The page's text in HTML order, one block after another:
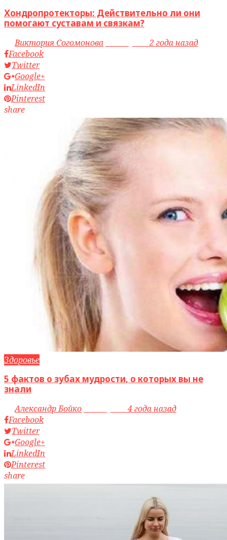
Хондропротекторы: Действительно ли они
помогают суставам и связкам?
byВиктория Согомонова access_time2 года назад
Facebook
Twitter
Google+
LinkedIn
Pinterest
share
Здоровье
5 фактов о зубах мудрости, о которых вы не
знали
byАлександр Бойко
4 года назад
Facebook
Twitter
Google+
LinkedIn
Pinterest
share